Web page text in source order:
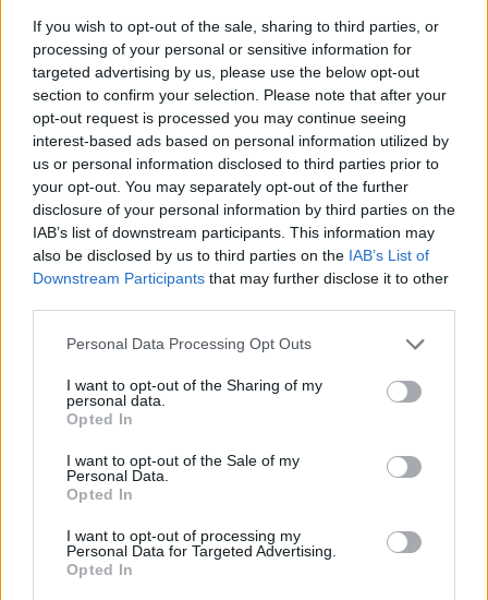
If you wish to opt-out of the sale, sharing to third parties, or
processing of your personal or sensitive information for
targeted advertising by us, please use the below opt-out
section to confirm your selection. Please note that after your
opt-out request is processed you may continue seeing
interest-based ads based on personal information utilized by
us or personal information disclosed to third parties prior to
your opt-out. You may separately opt-out of the further
disclosure of your personal information by third parties on the
IAB’s list of downstream participants. This information may
also be disclosed by us to third parties on the IAB’s List of
Downstream Participants that may further disclose it to other
Personal Data Processing Opt Outs
I want to opt-out of the Sharing of my
personal data.
Opted In
I want to opt-out of the Sale of my
Personal Data.
Opted In
I want to opt-out of processing my
Personal Data for Targeted Advertising.
Opted In
nemesfémtől a közeljövőben nagyobb elmozdulást
várhatunk. Az árfolyam rátapadt a 61,8%-os Fibonacci
szintre, erről elrugaszkodva vagy a korábbi csúcsig, 1912
dollárig száguldhat az árfolyam, amennyiben azonban
kifulladnak a vevők, akkor ismét az 1700 dolláros szintek
felé veheti az irányt a kurzus.Az S&P 500 grafikonjára...
KEDVES OLVASÓNK!
A keresett cikk a portfolio.hu hírarchívumához
tartozik, melynek olvasása előfizetéses
regisztrációhoz kötött.
Az előfizetés a következőket tartalmazza:
Portfolio.hu teljes cikkarchívum
Kötéslisták: BÉT elmúlt 2 év napon belüli
kötéslistái